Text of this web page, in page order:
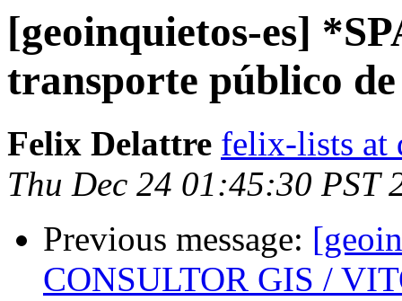
[geoinquietos-es]
transporte público
Felix Delattre felix-lists at
Thu Dec 24 01:45:30 PST
Previous message:
CONSULTOR GIS /